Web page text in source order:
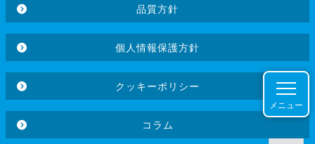
メニュー
品質方針
個人情報保護方針
クッキーポリシー
コラム